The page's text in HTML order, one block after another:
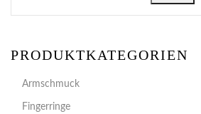
PRODUKTKATEGORIEN
Armschmuck
Fingerringe